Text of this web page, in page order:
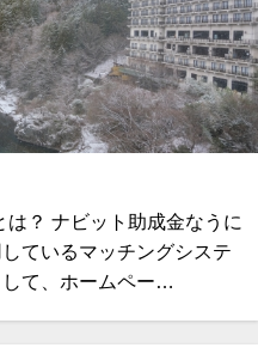
は？ ナビット助成金なうに
ているマッチングシステ
して、ホームペー…